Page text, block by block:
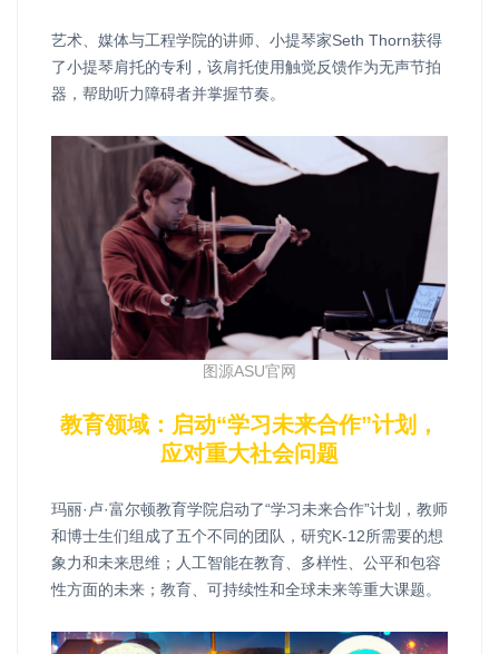
艺术、媒体与工程学院的讲师、小提琴家Seth Thorn获得
了小提琴肩托的专利，该肩托使用触觉反馈作为无声节拍
器，帮助听力障碍者并掌握节奏。
图源ASU官网
教育领域：启动“学习未来合作”计划，
应对重大社会问题
玛丽·卢·富尔顿教育学院启动了“学习未来合作”计划，教师
和博士生们组成了五个不同的团队，研究K-12所需要的想
象力和未来思维；人工智能在教育、多样性、公平和包容
性方面的未来；教育、可持续性和全球未来等重大课题。